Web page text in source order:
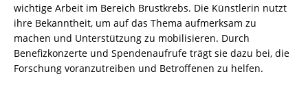
wichtige Arbeit im Bereich Brustkrebs. Die Künstlerin nutzt
ihre Bekanntheit, um auf das Thema aufmerksam zu
machen und Unterstützung zu mobilisieren. Durch
Benefizkonzerte und Spendenaufrufe trägt sie dazu bei, die
Forschung voranzutreiben und Betroffenen zu helfen.